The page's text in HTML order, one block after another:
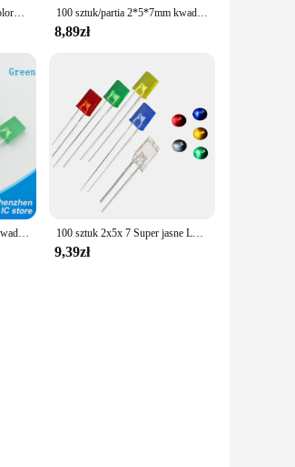
100 sztuk 2x3x4/2x5x7 5-kolorowa dioda elektroluminescencyjna kwadratowa dioda LED w linii koraliki do lampy DIY zestaw 2*3*4/2*5*7 biały czerwony żółty niebieski zielony 100 sztuk/partia 2*5*7mm kwadratowa dioda LED zielona dioda emitująca światło 2X5X7 LED
8,89zł
100 sztuk/partia 2*5*7mm kwadratowa dioda LED zielona dioda emitująca światło 2X5X7 LED 100 sztuk 2x5x 7 Super jasne LED diody światła 257 lampy komponenty elektroniczne wskaźnik wielokolorowe światło diody świecące
9,39zł